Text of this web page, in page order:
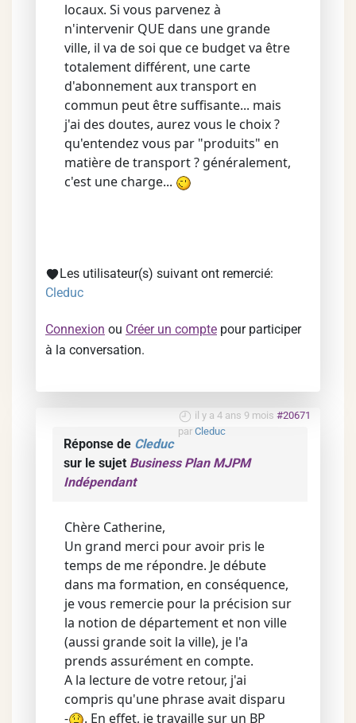
locaux. Si vous parvenez à
n'intervenir QUE dans une grande
ville, il va de soi que ce budget va être
totalement différent, une carte
d'abonnement aux transport en
commun peut être suffisante... mais
j'ai des doutes, aurez vous le choix ?
qu'entendez vous par "produits" en
matière de transport ? généralement,
c'est une charge...
Les utilisateur(s) suivant ont remercié:
Cleduc
Connexion ou Créer un compte pour participer
à la conversation.
il y a 4 ans 9 mois #20671
par Cleduc
Réponse de Cleduc
sur le sujet Business Plan MJPM
Indépendant
Chère Catherine,
Un grand merci pour avoir pris le
temps de me répondre. Je débute
dans ma formation, en conséquence,
je vous remercie pour la précision sur
la notion de département et non ville
(aussi grande soit la ville), je l'a
prends assurément en compte.
A la lecture de votre retour, j'ai
compris qu'une phrase avait disparu
-
. En effet, je travaille sur un BP